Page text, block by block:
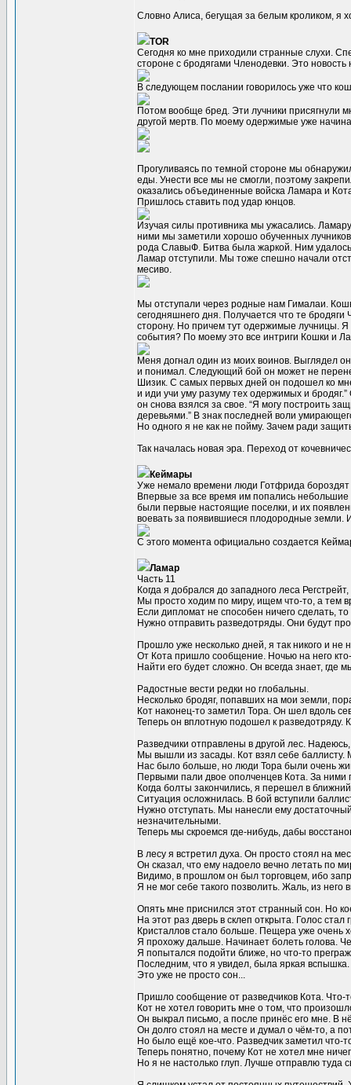
Словно Алиса, бегущая за белым кроликом, я
TOR
Сегодня ко мне приходили странные слухи.
стороне с бродягами Членодевки. Это
В следующем послании говорилось уже что
Потом вообще бред. Эти лучники присягнули
другой мертв. По моему одержимые уже
Прогуливаясь по темной стороне мы
еды. Унести все мы не смогли, поэтому
оказались объединенные войска Ламара и
Пришлось ставить под удар юнцов.
Изучая силы противника мы ужасались.
ними мы заметили хорошо обученных
рода СлавыФ. Битва была жаркой. Ним
Ламар отступили. Мы тоже спешно начали
месиво.
Мы отступали через родные нам Гималаи.
сегодняшнего дня. Получается что те
сторону. Но причем тут одержимые лучницы. Я
события? По моему это все интриги Кошки и
Меня догнал один из моих воинов. Выглядел
и понимал. Следующий бой он может не
Шизик. С самых первых дней он подошел ко
и иди учи уму разуму тех одержимых и
он снова взялся за свое. “Я могу построить
деревьями.” В знак последней воли
Но одного я не как не пойму. Зачем ради
Так началась новая эра. Переход от
Кеймары
Уже немало времени люди Готфрида
Впервые за все время им попались
были первые настоящие поселки, и их
воевать за появившиеся плодородные земли.
С этого момента официально создается
Ламар
Часть 11
Когда я добрался до западного леса
Мы просто ходим по миру, ищем что-то, а тем
Если дипломат не способен ничего сделать,
Нужно отправить разведотряды. Они будут
Прошло уже несколько дней, я так никого и не
От Кота пришло сообщение. Ночью на него
Найти его будет сложно. Он всегда знает, где
Радостные вести редки но глобальны.
Несколько бродяг, попавших на мои земли,
Кот наконец-то заметил Тора. Он шел вдоль
Теперь он вплотную подошел к разведотряду.
Разведчики отправлены в другой лес. Надеюсь,
Мы вышли из засады. Кот взял себе баллисту.
Нас было больше, но люди Тора были очень
Первыми пали двое ополченцев Кота. За
Когда болты закончились, я перешел в
Ситуация осложнилась. В бой вступили
Нужно отступать. Мы нанесли ему
незначительными.
Теперь мы скроемся где-нибудь, дабы
В лесу я встретил духа. Он просто стоял на
Он сказал, что ему надоело вечно летать по
Видимо, в прошлом он был торговцем, ибо
Я не мог себе такого позволить. Жаль, из
Опять мне приснился этот странный сон. Но
На этот раз дверь в склеп открыта. Голос
Кристаллов стало больше. Пещера уже очень
Я прохожу дальше. Начинает болеть голова.
Я попытался подойти ближе, но что-то
Последним, что я увидел, была яркая
Это уже не просто сон...
Пришло сообщение от разведчиков Кота. Что-
Кот не хотел говорить мне о том, что
Он выкрал письмо, а после принёс его мне. В
Он долго стоял на месте и думал о чём-то, а
Но было ещё кое-что. Разведчик заметил что-
Теперь понятно, почему Кот не хотел мне
Но я не настолько глуп. Лучше отправлю туда